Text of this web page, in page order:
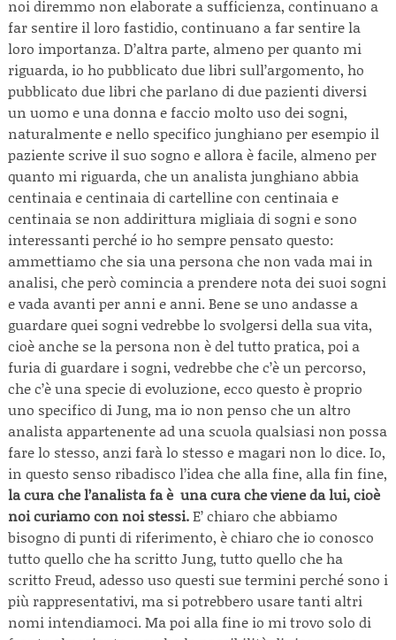
noi diremmo non elaborate a sufficienza, continuano a
far sentire il loro fastidio, continuano a far sentire la
loro importanza. D’altra parte, almeno per quanto mi
riguarda, io ho pubblicato due libri sull’argomento, ho
pubblicato due libri che parlano di due pazienti diversi
un uomo e una donna e faccio molto uso dei sogni,
naturalmente e nello specifico junghiano per esempio il
paziente scrive il suo sogno e allora è facile, almeno per
quanto mi riguarda, che un analista junghiano abbia
centinaia e centinaia di cartelline con centinaia e
centinaia se non addirittura migliaia di sogni e sono
interessanti perché io ho sempre pensato questo:
ammettiamo che sia una persona che non vada mai in
analisi, che però comincia a prendere nota dei suoi sogni
e vada avanti per anni e anni. Bene se uno andasse a
guardare quei sogni vedrebbe lo svolgersi della sua vita,
cioè anche se la persona non è del tutto pratica, poi a
furia di guardare i sogni, vedrebbe che c’è un percorso,
che c’è una specie di evoluzione, ecco questo è proprio
uno specifico di Jung, ma io non penso che un altro
analista appartenente ad una scuola qualsiasi non possa
fare lo stesso, anzi farà lo stesso e magari non lo dice. Io,
in questo senso ribadisco l’idea che alla fine, alla fin fine,
la cura che l’analista fa è una cura che viene da lui, cioè
noi curiamo con noi stessi.E’ chiaro che abbiamo
bisogno di punti di riferimento, è chiaro che io conosco
tutto quello che ha scritto Jung, tutto quello che ha
scritto Freud, adesso uso questi sue termini perché sono i
più rappresentativi, ma si potrebbero usare tanti altri
nomi intendiamoci. Ma poi alla fine io mi trovo solo di